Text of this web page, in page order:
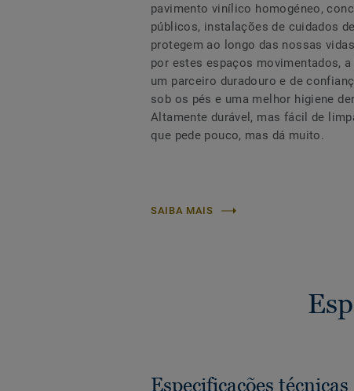
pavimento vinílico homogéneo,
públicos, instalações de cuidados
protegem ao longo das nossas
por estes espaços movimentados,
um parceiro duradouro e de
sob os pés e uma melhor higiene
Altamente durável, mas fácil de
que pede pouco, mas dá muito.
SAIBA MAIS
Especificações técnicas